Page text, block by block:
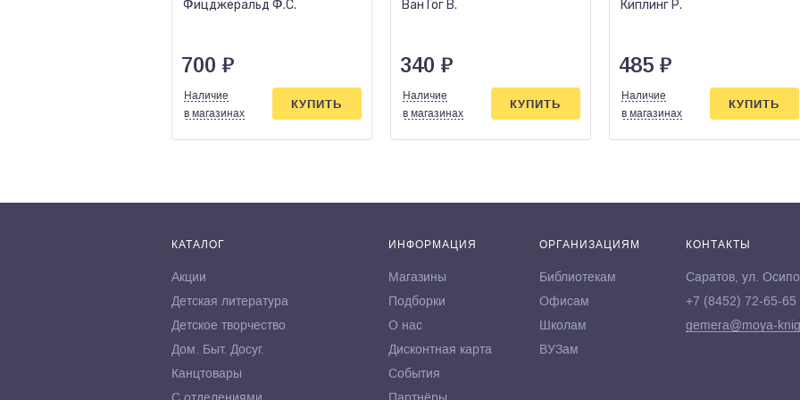
Фицджеральд Ф.С.
700 ₽
Наличие
в магазинах
КУПИТЬ
Ван Гог В.
340 ₽
Наличие
в магазинах
КУПИТЬ
Киплинг Р.
485 ₽
Наличие
в магазинах
КУПИТЬ
КАТАЛОГ
Акции
Детская литература
Детское творчество
Дом. Быт. Досуг.
Канцтовары
ИНФОРМАЦИЯ
Магазины
Подборки
О нас
Дисконтная карта
События
ОРГАНИЗАЦИЯМ
Библиотекам
Офисам
Школам
ВУЗам
КОНТАКТЫ
Саратов, ул.
+7 (8452) 72-65-65
gemera@moya-